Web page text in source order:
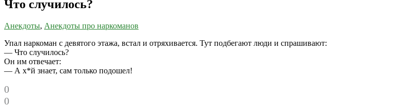
Что случилось?
Анекдоты, Анекдоты про наркоманов
Упал наркоман с девятого этажа, встал и отряхивается. Тут подбегают люди и спрашивают:
— Что случилось?
Он им отвечает:
— А х*й знает, сам только подошел!
0
0